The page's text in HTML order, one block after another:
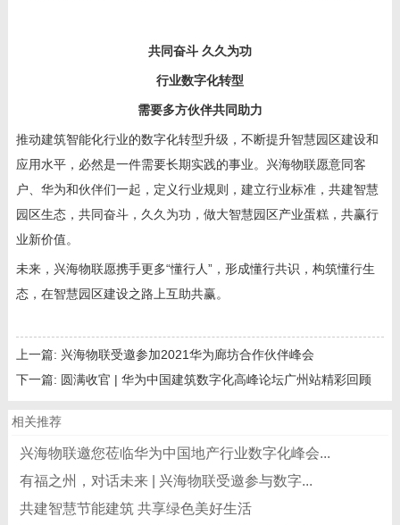
共同奋斗 久久为功
行业数字化转型
需要多方伙伴共同助力
推动建筑智能化行业的数字化转型升级，不断提升智慧园区建设和
应用水平，必然是一件需要长期实践的事业。兴海物联愿意同客
户、华为和伙伴们一起，定义行业规则，建立行业标准，共建智慧
园区生态，共同奋斗，久久为功，做大智慧园区产业蛋糕，共赢行
业新价值。
未来，兴海物联愿携手更多“懂行人”，形成懂行共识，构筑懂行生
态，在智慧园区建设之路上互助共赢。
上一篇: 兴海物联受邀参加2021华为廊坊合作伙伴峰会
下一篇: 圆满收官 | 华为中国建筑数字化高峰论坛广州站精彩回顾
相关推荐
兴海物联邀您莅临华为中国地产行业数字化峰会...
有福之州，对话未来 | 兴海物联受邀参与数字...
共建智慧节能建筑 共享绿色美好生活